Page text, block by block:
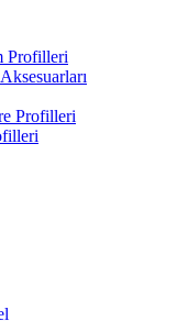
Profilleri
Profilleri